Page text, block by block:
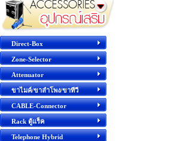
Direct-Box
Zone-Selector
Attenuator
ขาไมค์/ขาลำโพง/ขาทีวี
CABLE-Connector
Rack ตู้แร็ค
Telephone Hybrid